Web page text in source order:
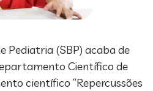
Pediatria (SBP) acaba de
Científico de
científico “Repercussões